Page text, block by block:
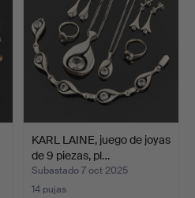
KARL LAINE, juego de joyas
de 9 piezas, pl…
Subastado 7 oct 2025
14 pujas